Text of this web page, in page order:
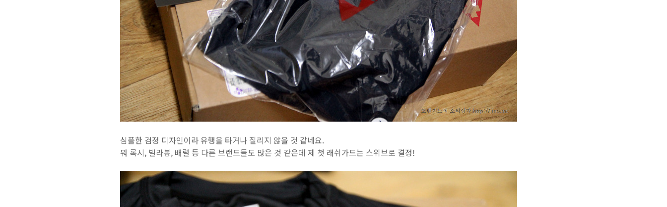
심플한 검정 디자인이라 유행을 타거나 질리지 않을 것 같네요.
뭐 록시, 빌라봉, 배럴 등 다른 브랜드들도 많은 것 같은데 제 첫 래쉬가드는 스위브로 결정!